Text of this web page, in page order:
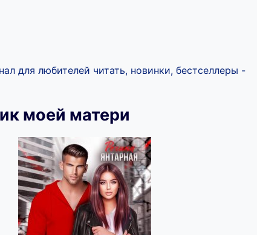
для любителей читать, новинки, бестселлеры -
моей матери